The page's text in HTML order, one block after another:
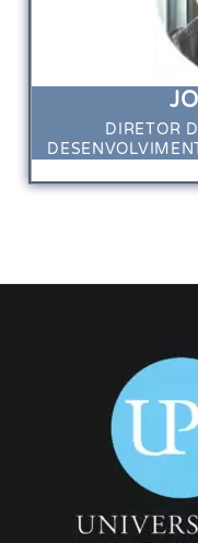
DIRETOR